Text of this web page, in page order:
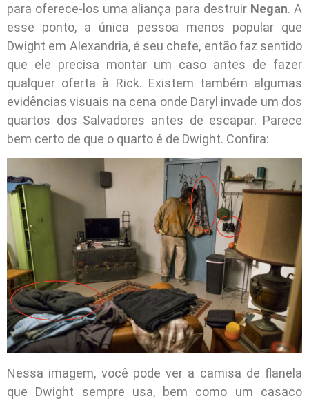
para oferece-los uma aliança para destruir Negan. A
esse ponto, a única pessoa menos popular que
Dwight em Alexandria, é seu chefe, então faz sentido
que ele precisa montar um caso antes de fazer
qualquer oferta à Rick. Existem também algumas
evidências visuais na cena onde Daryl invade um dos
quartos dos Salvadores antes de escapar. Parece
bem certo de que o quarto é de Dwight. Confira:
Nessa imagem, você pode ver a camisa de flanela
que Dwight sempre usa, bem como um casaco